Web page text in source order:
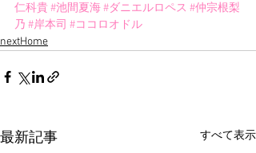
仁科貴 #池間夏海#ダニエルロペス #仲宗根梨
乃 #岸本司 #ココロオドル
nextHome
最新記事 すべて表示